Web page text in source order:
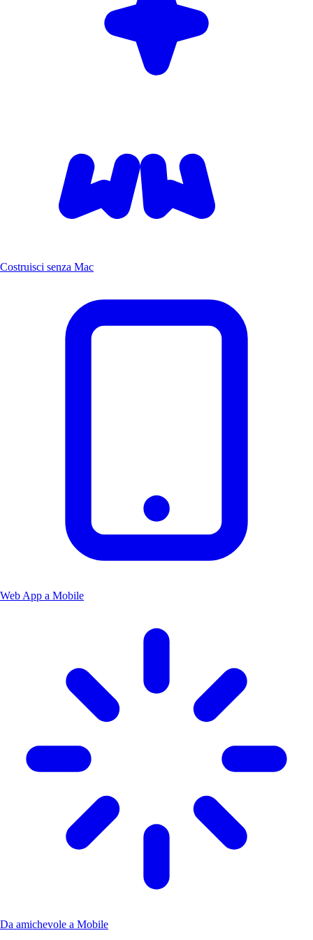
Costruisci senza Mac
Web App a Mobile
Da amichevole a Mobile